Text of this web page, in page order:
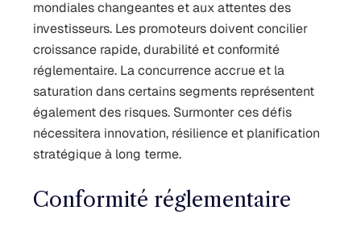
mondiales changeantes et aux attentes des
investisseurs. Les promoteurs doivent concilier
croissance rapide, durabilité et conformité
réglementaire. La concurrence accrue et la
saturation dans certains segments représentent
également des risques. Surmonter ces défis
nécessitera innovation, résilience et planification
stratégique à long terme.
Conformité réglementaire